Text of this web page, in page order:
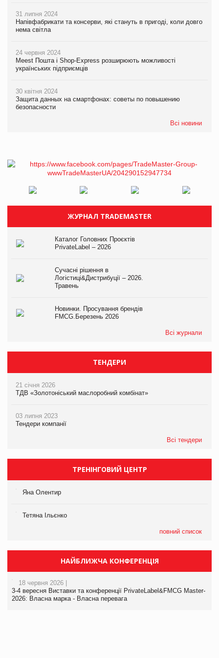
31 липня 2024
Напівфабрикати та консерви, які стануть в пригоді, коли довго
нема світла
24 червня 2024
Meest Пошта і Shop-Express розширюють можливості
українських підприємців
30 квітня 2024
Защита данных на смартфонах: советы по повышению
безопасности
Всі новини
ЖУРНАЛ TRADEMASTER
Каталог Головних Проєктів
PrivateLabel – 2026
Сучасні рішення в
Логістиці&Дистрибуції – 2026.
Травень
Новинки. Просування брендів
FMCG.Березень 2026
Всі журнали
ТЕНДЕРИ
21 січня 2026
ТДВ «Золотоніський маслоробний комбінат»
03 липня 2023
Тендери компанії
Всі тендери
ТРЕНІНГОВИЙ ЦЕНТР
Яна Олентир
Тетяна Ільєнко
повний список
НАЙБЛИЖЧА КОНФЕРЕНЦІЯ
18 червня 2026 |
3-4 вересня Виставки та конференції PrivateLabel&FMCG Master-
2026: Власна марка - Власна перевага